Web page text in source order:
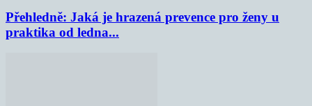
Přehledně: Jaká je hrazená prevence pro ženy u
praktika od ledna...